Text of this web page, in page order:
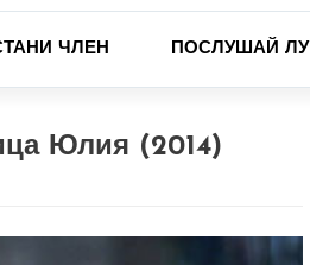
ЧЛЕН ПОСЛУШАЙ ЛУ
Юлия (2014)